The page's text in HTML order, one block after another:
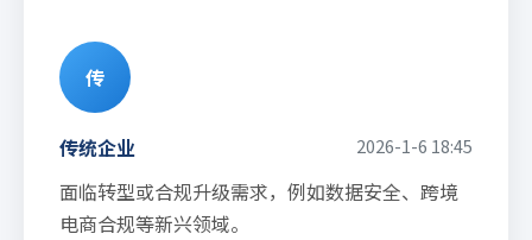
传
传统企业 2026-1-6 18:45
面临转型或合规升级需求，例如数据安全、跨境
电商合规等新兴领域。